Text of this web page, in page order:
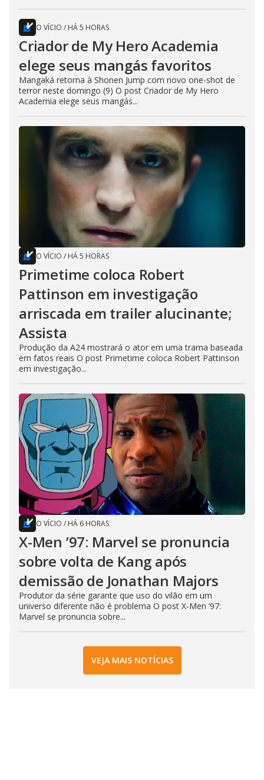
O VÍCIO / HÁ 5 HORAS
Criador de My Hero Academia
elege seus mangás favoritos
Mangaká retorna à Shonen Jump com novo one-shot de
terror neste domingo (9) O post Criador de My Hero
Academia elege seus mangás...
O VÍCIO / HÁ 5 HORAS
Primetime coloca Robert
Pattinson em investigação
arriscada em trailer alucinante;
Assista
Produção da A24 mostrará o ator em uma trama baseada
em fatos reais O post Primetime coloca Robert Pattinson
em investigação...
O VÍCIO / HÁ 6 HORAS
X-Men ’97: Marvel se pronuncia
sobre volta de Kang após
demissão de Jonathan Majors
Produtor da série garante que uso do vilão em um
universo diferente não é problema O post X-Men ’97:
Marvel se pronuncia sobre...
VEJA MAIS NOTÍCIAS